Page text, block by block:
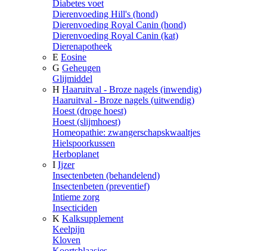
Diabetes voet
Dierenvoeding Hill's (hond)
Dierenvoeding Royal Canin (hond)
Dierenvoeding Royal Canin (kat)
Dierenapotheek
E Eosine
G Geheugen
Glijmiddel
H Haaruitval - Broze nagels (inwendig)
Haaruitval - Broze nagels (uitwendig)
Hoest (droge hoest)
Hoest (slijmhoest)
Homeopathie: zwangerschapskwaaltjes
Hielspoorkussen
Herboplanet
I Ijzer
Insectenbeten (behandelend)
Insectenbeten (preventief)
Intieme zorg
Insecticiden
K Kalksupplement
Keelpijn
Kloven